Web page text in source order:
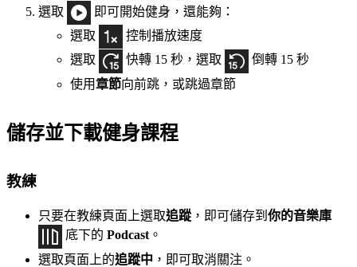
選取
即可開始健身，還能夠：
選取
控制播放速度
選取
快轉 15 秒，選取
倒轉 15 秒
使用章節向前跳，或跳過章節
儲存並下載健身課程
教練
只要在教練頁面上選取追蹤 ，即可儲存到 你的音樂庫
底下的 Podcast 。
選取頁面上的追蹤中 ，即可取消關注。